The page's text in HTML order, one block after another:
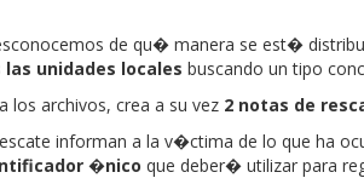
de qu� manera se est�
unidades locales buscando un tipo
los archivos, crea a su vez 2 notas de
informan a la v�ctima de lo que ha
�nico que deber� utilizar para